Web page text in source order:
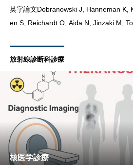
英字論文Dobranowski J, Hanneman K,
en S, Reichardt O, Aida N, Jinzaki M,
放射線診断科診療
核医学診療